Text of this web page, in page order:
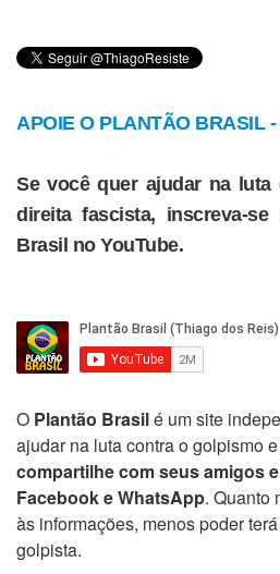
APOIE O PLANTÃO BRASIL
Se você quer ajudar na
direita fascista, inscreva-
Brasil no YouTube.
O Plantão Brasilé um site
ajudar na luta contra o golpismo
compartilhe com seus amigos
Facebook e WhatsApp. Quanto
às informações, menos poder
golpista.